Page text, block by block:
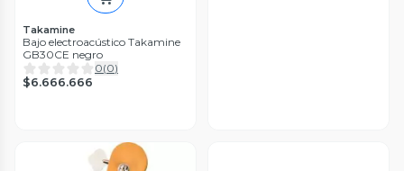
Takamine
Bajo electroacústico Takamine
GB30CE negro
0(0)
$6.666.666